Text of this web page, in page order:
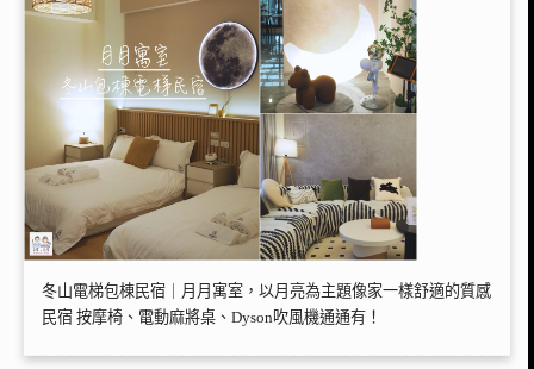
冬山電梯包棟民宿｜月月寓室，以月亮為主題像家一樣舒適的質感
民宿 按摩椅、電動麻將桌、Dyson吹風機通通有！